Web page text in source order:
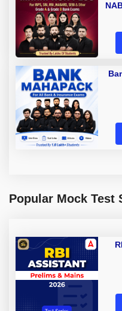
Popular Mock Test